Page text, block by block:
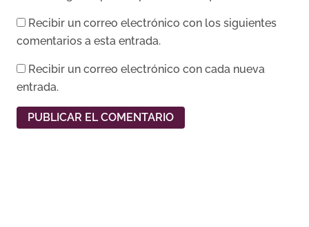
Recibir un correo electrónico con los siguientes
comentarios a esta entrada.
Recibir un correo electrónico con cada nueva
entrada.